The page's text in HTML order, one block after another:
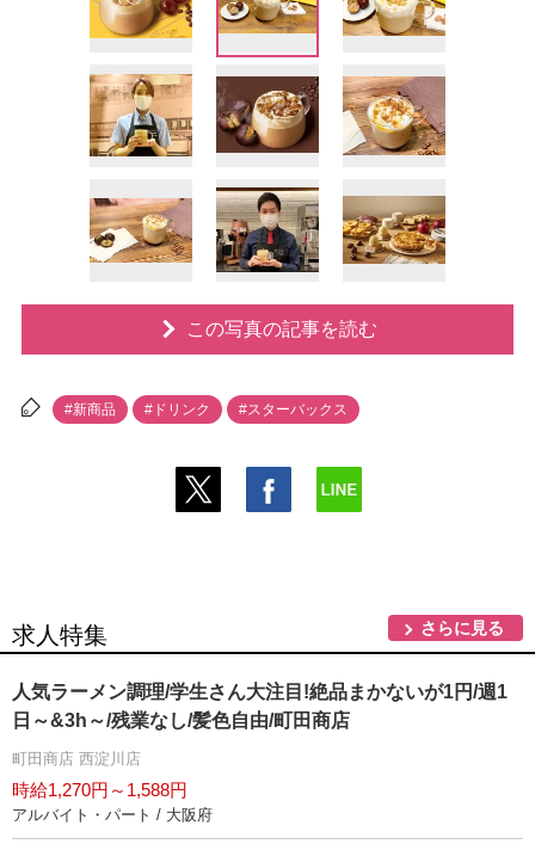
この写真の記事を読む
#新商品 #ドリンク #スターバックス
求人特集 さらに見る
人気ラーメン調理/学生さん大注目!絶品まかないが1円/週1
日～&3h～/残業なし/髪色自由/町田商店
町田商店 西淀川店
時給1,270円～1,588円
アルバイト・パート / 大阪府